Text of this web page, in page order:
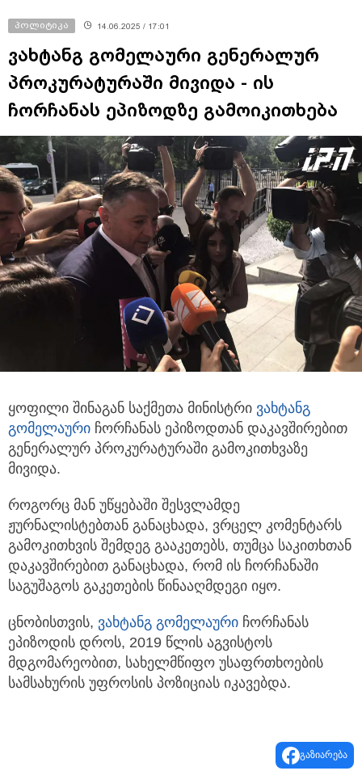
პოლიტიკა 14.06.2025 / 17:01
ვახტანგ გომელაური გენერალურ
პროკურატურაში მივიდა - ის
ჩორჩანას ეპიზოდზე გამოიკითხება
ყოფილი შინაგან საქმეთა მინისტრი ვახტანგ
გომელაური ჩორჩანას ეპიზოდთან დაკავშირებით
გენერალურ პროკურატურაში გამოკითხვაზე
მივიდა.
როგორც მან უწყებაში შესვლამდე
ჟურნალისტებთან განაცხადა, ვრცელ კომენტარს
გამოკითხვის შემდეგ გააკეთებს, თუმცა საკითხთან
დაკავშირებით განაცხადა, რომ ის ჩორჩანაში
საგუშაგოს გაკეთების წინააღმდეგი იყო.
ცნობისთვის, ვახტანგ გომელაური ჩორჩანას
ეპიზოდის დროს, 2019 წლის აგვისტოს
მდგომარეობით, სახელმწიფო უსაფრთხოების
სამსახურის უფროსის პოზიციას იკავებდა.
გაზიარება